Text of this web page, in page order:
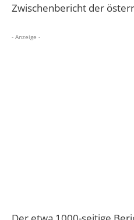
Zwischenbericht der
- Anzeige -